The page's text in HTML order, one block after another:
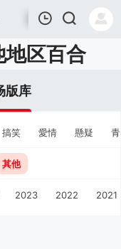
区百合
版库
搞笑 愛情 懸疑
其他
2023 2022 2021